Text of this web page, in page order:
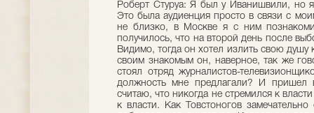
Роберт Стуруа: Я был у Иванишвили, но
Это была аудиенция просто в связи с
не близко, в Москве я с ним
получилось, что на второй день после
Видимо, тогда он хотел излить свою
своим знакомым он, наверное, так же
стоял отряд журналистов-
должность мне предлагали? И
считаю, что никогда не стремился к
к власти. Как Товстоногов